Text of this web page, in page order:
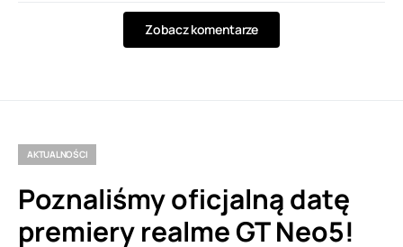
Zobacz komentarze
AKTUALNOŚCI
Poznaliśmy oficjalną datę
premiery realme GT Neo5!